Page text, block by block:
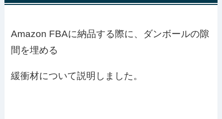
Amazon FBAに納品する際に、ダンボールの隙
間を埋める
緩衝材について説明しました。